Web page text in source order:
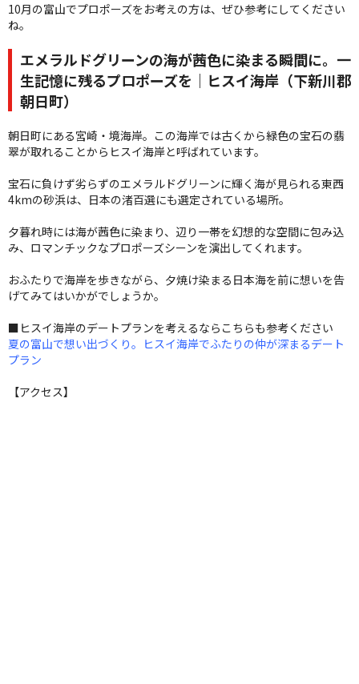
10月の富山でプロポーズをお考えの方は、ぜひ参考にしてください
ね。
エメラルドグリーンの海が茜色に染まる瞬間に。一
生記憶に残るプロポーズを｜ヒスイ海岸（下新川郡
朝日町）
朝日町にある宮崎・境海岸。この海岸では古くから緑色の宝石の翡
翠が取れることからヒスイ海岸と呼ばれています。
宝石に負けず劣らずのエメラルドグリーンに輝く海が見られる東西
4kmの砂浜は、日本の渚百選にも選定されている場所。
夕暮れ時には海が茜色に染まり、辺り一帯を幻想的な空間に包み込
み、ロマンチックなプロポーズシーンを演出してくれます。
おふたりで海岸を歩きながら、夕焼け染まる日本海を前に想いを告
げてみてはいかがでしょうか。
■ヒスイ海岸のデートプランを考えるならこちらも参考ください
夏の富山で想い出づくり。ヒスイ海岸でふたりの仲が深まるデート
プラン
【アクセス】